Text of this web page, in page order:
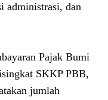
administrasi, dan
Pajak Bumi
SKKP PBB,
jumlah